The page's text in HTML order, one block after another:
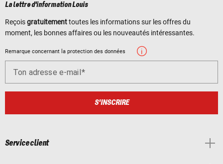
La lettre d'information Louis
Reçoisgratuitementtoutes les informations sur les offres du
moment, les bonnes affaires ou les nouveautés intéressantes.
Remarque concernant la protection des données
Ton adresse e-mail
S'INSCRIRE
Service client